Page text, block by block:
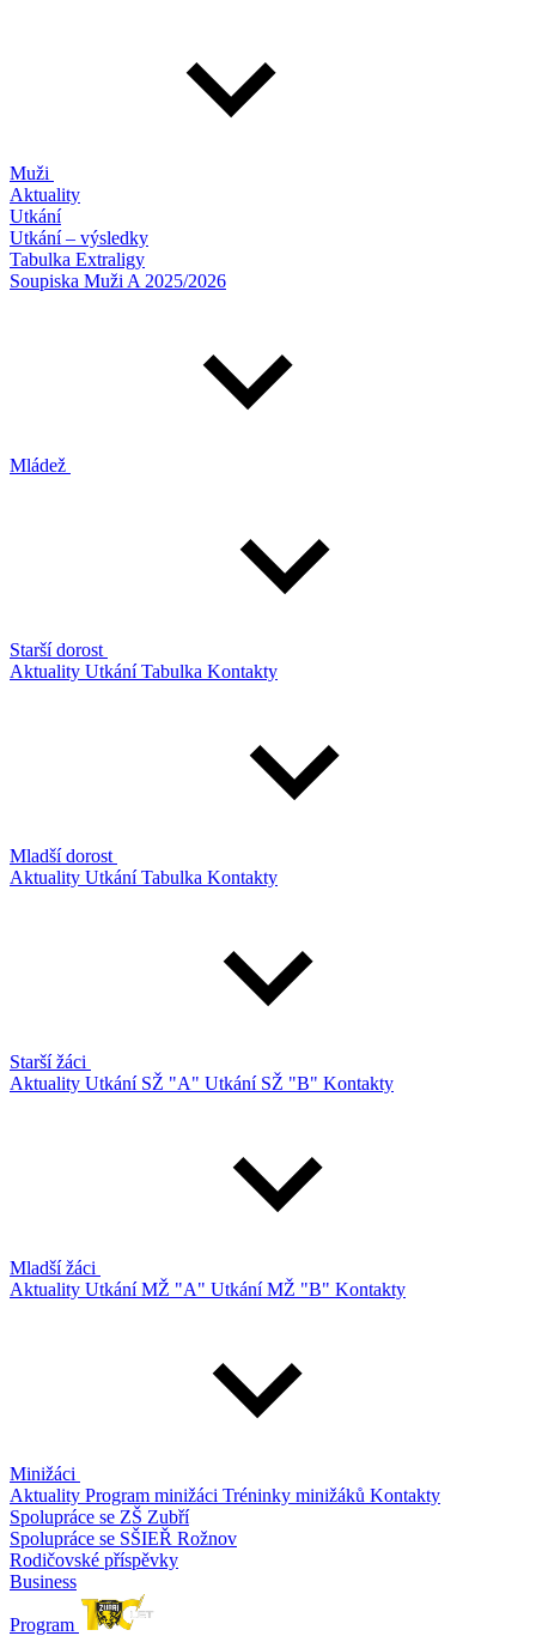
Muži
Aktuality
Utkání
Utkání – výsledky
Tabulka Extraligy
Soupiska Muži A 2025/2026
Mládež
Starší dorost
Aktuality UtkáníTabulka Kontakty
Mladší dorost
Aktuality UtkáníTabulka Kontakty
Starší žáci
Aktuality Utkání SŽ "A" Utkání SŽ "B" Kontakty
Mladší žáci
Aktuality Utkání MŽ "A" Utkání MŽ "B" Kontakty
Minižáci
Aktuality Program minižáci Tréninky minižáků Kontakty
Spolupráce se ZŠ Zubří
Spolupráce se SŠIEŘ Rožnov
Rodičovské příspěvky
Business
Program